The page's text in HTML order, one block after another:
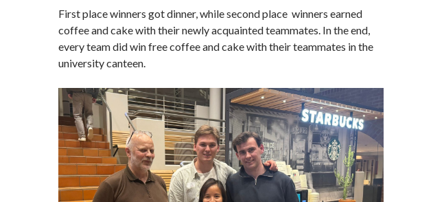
First place winners got dinner, while second place winners earned
coffee and cake with their newly acquainted teammates. In the end,
every team did win free coffee and cake with their teammates in the
university canteen.